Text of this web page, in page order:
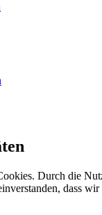
Durch die
dass wir